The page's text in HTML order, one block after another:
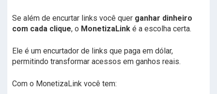
Se além de encurtar links você quer ganhar dinheiro
com cada clique, o MonetizaLink é a escolha certa.
Ele é um encurtador de links que paga em dólar,
permitindo transformar acessos em ganhos reais.
Com o MonetizaLink você tem: